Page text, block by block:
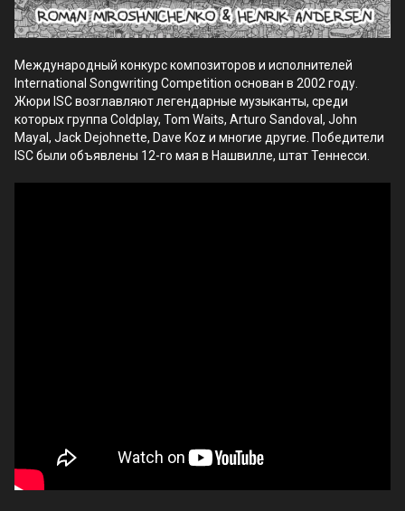
Международный конкурс композиторов и исполнителей
International Songwriting Competition основан в 2002 году.
Жюри ISC возглавляют легендарные музыканты, среди
которых группа Coldplay, Tom Waits, Arturo Sandoval, John
Mayal, Jack Dejohnette, Dave Koz и многие другие. Победители
ISC были объявлены 12-го мая в Нашвилле, штат Теннесси.